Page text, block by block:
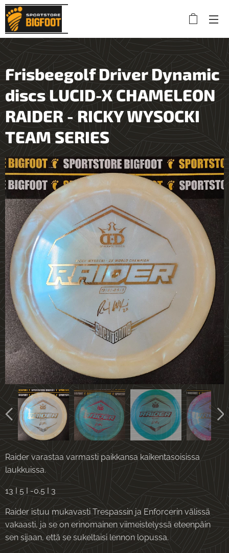
Frisbeegolf Driver Dynamic
discs LUCID-X CHAMELEON
RAIDER - RICKY WYSOCKI
TEAM SERIES
Raider varastaa varmasti paikkansa kaikentasoisissa
laukkuissa.
13 I 5 I -0.5 I 3
Raider istuu mukavasti Trespassin ja Enforcerin välissä
vakaasti, ja se on erinomainen viimeistelyssä eteenpäin
sen sijaan, että se sukeltaisi lennon lopussa.